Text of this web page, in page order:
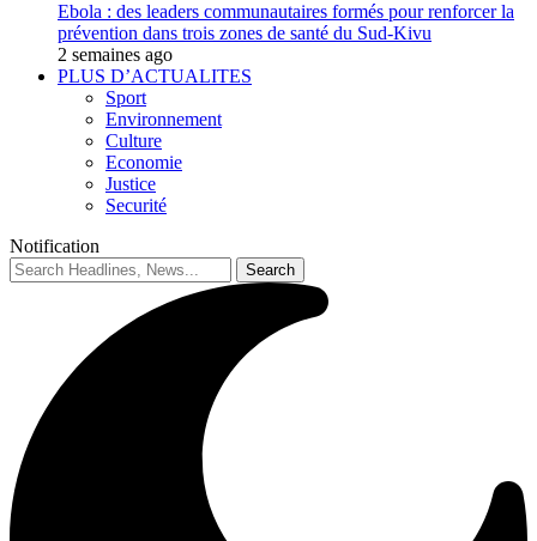
Ebola : des leaders communautaires formés pour renforcer la
prévention dans trois zones de santé du Sud-Kivu
2 semaines ago
PLUS D’ACTUALITES
Sport
Environnement
Culture
Economie
Justice
Securité
Notification